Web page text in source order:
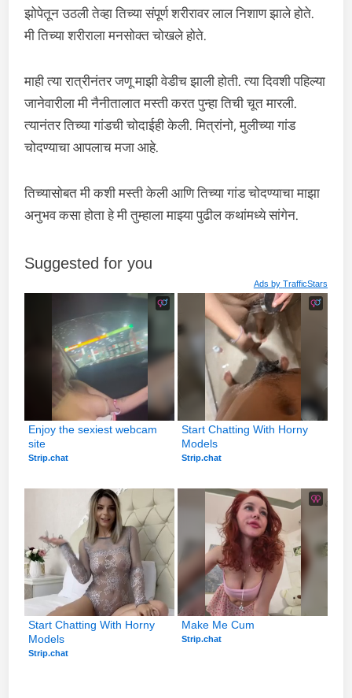
झोपेतून उठली तेव्हा तिच्या संपूर्ण शरीरावर लाल निशाण झाले होते.
मी तिच्या शरीराला मनसोक्त चोखले होते.
माही त्या रात्रीनंतर जणू माझी वेडीच झाली होती. त्या दिवशी पहिल्या
जानेवारीला मी नैनीतालात मस्ती करत पुन्हा तिची चूत मारली.
त्यानंतर तिच्या गांडची चोदाईही केली. मित्रांनो, मुलीच्या गांड
चोदण्याचा आपलाच मजा आहे.
तिच्यासोबत मी कशी मस्ती केली आणि तिच्या गांड चोदण्याचा माझा
अनुभव कसा होता हे मी तुम्हाला माझ्या पुढील कथांमध्ये सांगेन.
Suggested for you
Ads by TrafficStars
Enjoy the sexiest webcam
site
Strip.chat
Start Chatting With Horny
Models
Strip.chat
Start Chatting With Horny
Models
Strip.chat
Make Me Cum
Strip.chat